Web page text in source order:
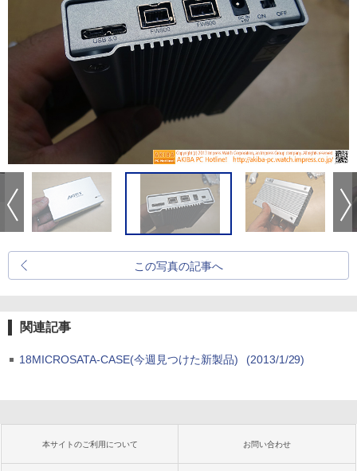
この写真の記事へ
関連記事
18MICROSATA-CASE(今週見つけた新製品) (2013/1/29)
本サイトのご利用について お問い合わせ